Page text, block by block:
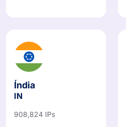
Índia
IN
908,824 IPs